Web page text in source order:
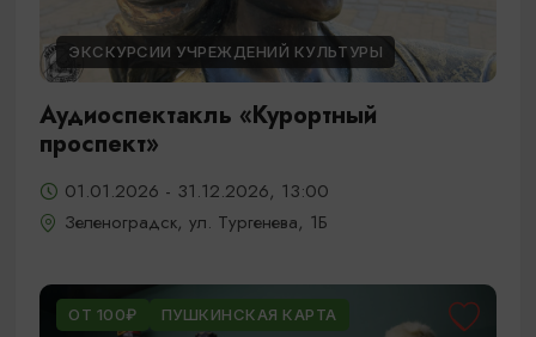
ЭКСКУРСИИ УЧРЕЖДЕНИЙ КУЛЬТУРЫ
Аудиоспектакль «Курортный
проспект»
01.01.2026 - 31.12.2026, 13:00
Зеленоградск, ул. Тургенева, 1Б
ОТ 100₽ ПУШКИНСКАЯ КАРТА